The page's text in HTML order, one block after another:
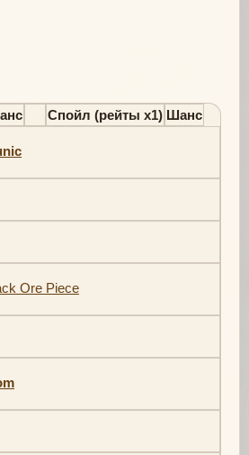
Спойл (рейты х1) Шанс
Ore Piece